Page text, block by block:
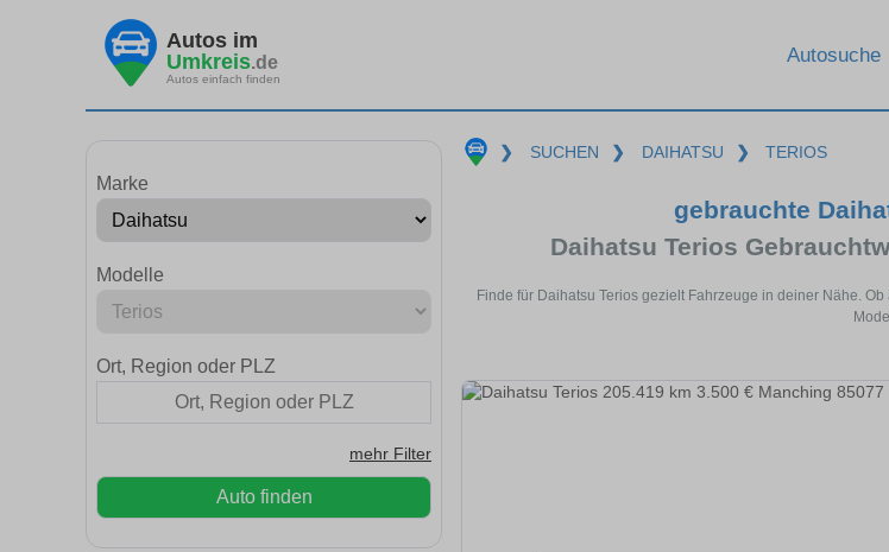
Autos im
Umkreis.de
Autos einfach finden
Autosuche
Marke
Modelle
Ort, Region oder PLZ
mehr Filter
Auto finden
❯ SUCHEN ❯ DAIHATSU ❯ TERIOS
gebrauchte
Daihatsu Terios
Finde für Daihatsu Terios gezielt Fahrzeuge in deiner Nähe.